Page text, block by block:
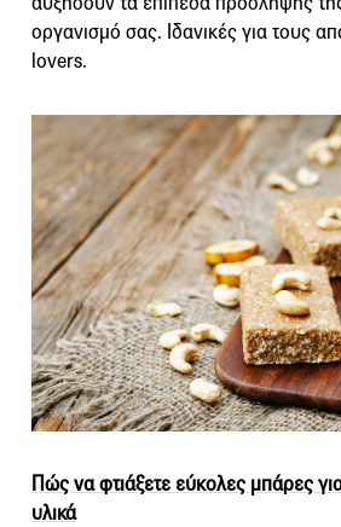
οργανισμό σας. Ιδανικές για τους
lovers.
Πώς να φτιάξετε εύκολες μπάρες
υλικά